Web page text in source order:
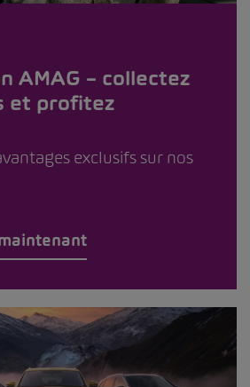
AMAG – collectez
et profitez
exclusifs sur nos